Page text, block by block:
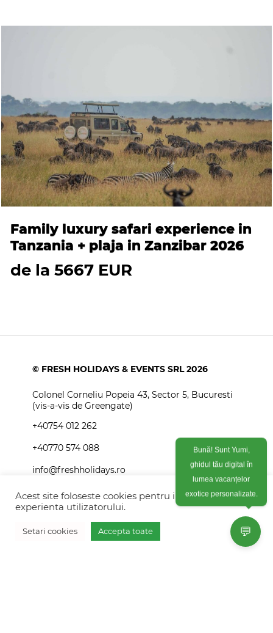
Family luxury safari experience in
Tanzania + plaja in Zanzibar 2026
de la 5667 EUR
Vreau oferta personalizata
© FRESH HOLIDAYS & EVENTS SRL 2026
Colonel Corneliu Popeia 43, Sector 5, Bucuresti
(vis-a-vis de Greengate)
+40754 012 262
+40770 574 088
info@freshholidays.ro
Povestile noastre
Contact Fresh Holidays
Acest site foloseste cookies pentru imbunatati
experienta utilizatorului.
Setari cookies Accepta toate 💬
Bună! Sunt Yumi,
ghidul tău digital în
lumea vacanțelor
exotice personalizate.